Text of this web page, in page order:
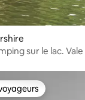
sur le lac.
les plus